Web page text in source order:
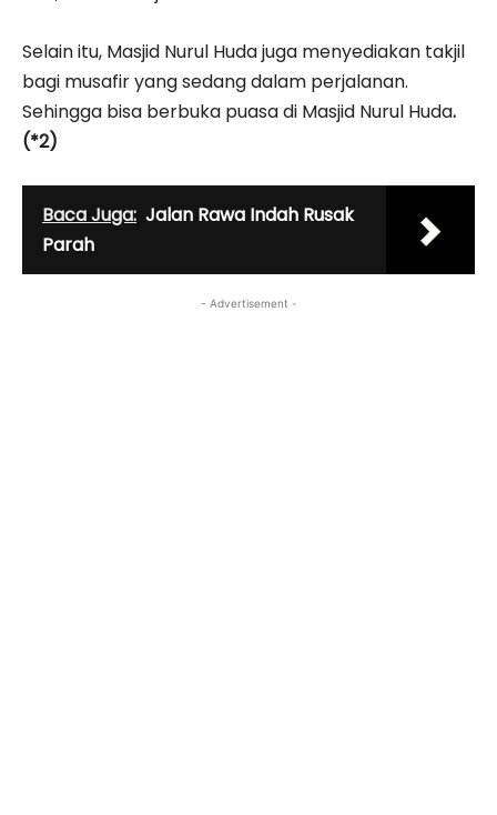
Selain itu, Masjid Nurul Huda juga menyediakan takjil
bagi musafir yang sedang dalam perjalanan.
Sehingga bisa berbuka puasa di Masjid Nurul Huda.
(*2)
Baca Juga: Jalan Rawa Indah Rusak
Parah
- Advertisement -